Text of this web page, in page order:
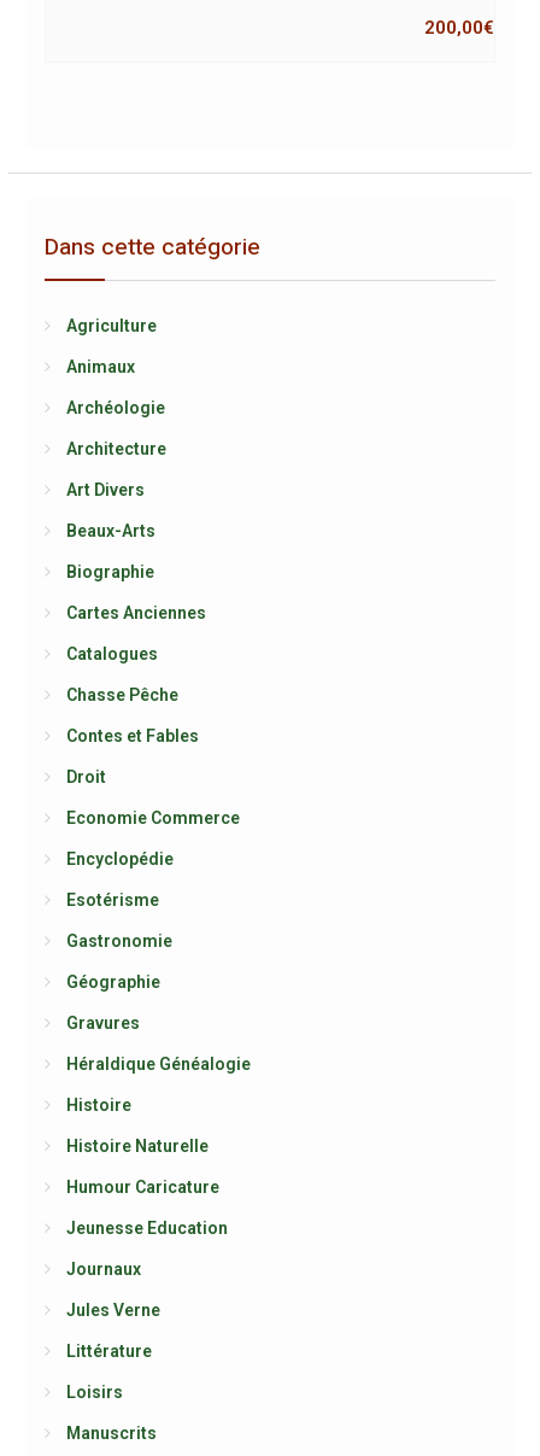
200,00€
Dans cette catégorie
Agriculture
Animaux
Archéologie
Architecture
Art Divers
Beaux-Arts
Biographie
Cartes Anciennes
Catalogues
Chasse Pêche
Contes et Fables
Droit
Economie Commerce
Encyclopédie
Esotérisme
Gastronomie
Géographie
Gravures
Héraldique Généalogie
Histoire
Histoire Naturelle
Humour Caricature
Jeunesse Education
Journaux
Jules Verne
Littérature
Loisirs
Manuscrits